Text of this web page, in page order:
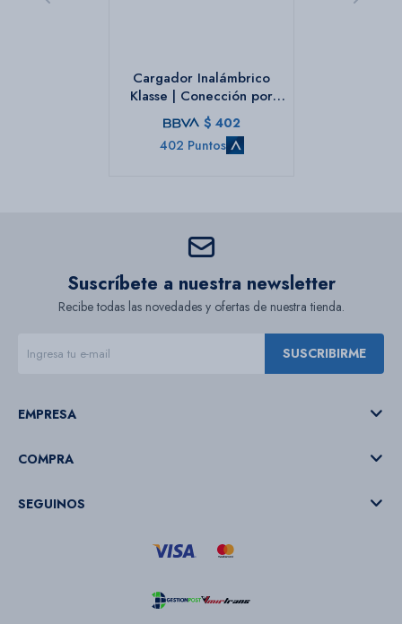
Cargador Inalámbrico
Klasse | Conección por
cable Type-c incluido
$ 402
402 Puntos
Suscríbete a nuestra newsletter
Recibe todas las novedades y ofertas de nuestra tienda.
SUSCRIBIRME
EMPRESA
COMPRA
SEGUINOS